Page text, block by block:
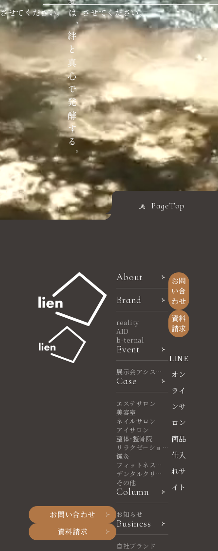
させてください。
させてください。
PageTop
お問い合わせ
資料請求
About
Brand
reality
AID
b-ternal
Event
展示会アシスタ
ント
Case
エステサロン
美容室
ネイルサロン
アイサロン
整体・整骨院
リラクゼーショ
ンサロン
鍼灸
フィットネスヨ
ガ
デンタルクリニ
ック
その他
Column
お知らせ
Business
自社ブランド
お問
い合
わせ
資料
請求
LINE
オン
ライ
ンサ
ロン
商品
仕入
れサ
イト